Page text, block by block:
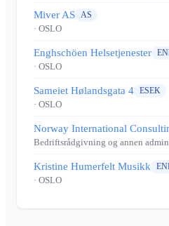
Miver AS AS
· OSLO
Enghschöen Helsetjenester
· OSLO
Sameiet Hølandsgata 4 ESEK
· OSLO
Norway International
Bedriftsrådgivning og annen
Kristine Humerfelt Musikk
· OSLO